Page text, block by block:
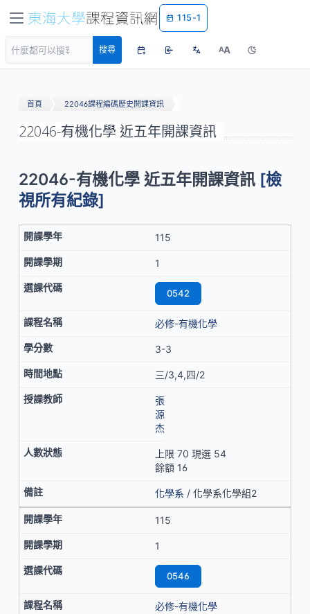
115-1
搜尋 AA
首頁 22046課程編碼歷史開課資訊
22046-有機化學 近五年開課資訊
22046-有機化學 近五年開課資訊 [檢
視所有紀錄]
115
1
0542
必修-有機化學
3-3
三/3,4,四/2
張
源
杰
上限 70 現選 54
餘額 16
化學系 / 化學系化學組2
115
1
0546
必修-有機化學